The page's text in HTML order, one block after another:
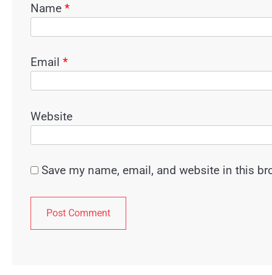
Name *
Email *
Website
Save my name, email, and website in this